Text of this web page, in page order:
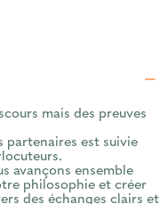
mais des preuves
partenaires est suivie
avançons ensemble
philosophie et créer
des échanges clairs et